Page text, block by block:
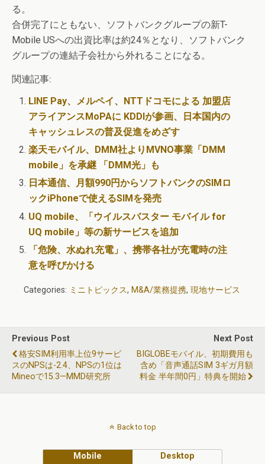
る。
合併完了にともない、ソフトバンクグループの新T-
Mobile USへの出資比率は約24％となり、ソフトバンク
グループの連結子会社から外れることになる。
関連記事:
LINE Pay、メルペイ、NTTドコモによる 加盟店
アライアンスMoPAに KDDIが参画、日本国内の
キャッシュレスの普及促進をめざす
楽天モバイル、DMM社よりMVNO事業「DMM
mobile」を承継 「DMM光」も
日本通信、月額990円からソフトバンクのSIMロ
ックiPhoneで使えるSIMを発売
UQ mobile、「ウイルスバスター モバイル for
UQ mobile」等の新サービスを追加
「危険、水ぬれ充電」、携帯各社が充電時の注
意を呼びかける
Categories: ミニトピックス, M&A/業務提携, 現地サービス
Previous Post
格安SIM利用率上位9サービ
スのNPSは-2.4、NPSの1位は
Mineoで15.3—MMD研究所
Next Post
BIGLOBEモバイル、初期費用も
含め「音声通話SIM 3ギガ月額
料金 半年間0円」特典を開始
Back to top
Mobile Desktop